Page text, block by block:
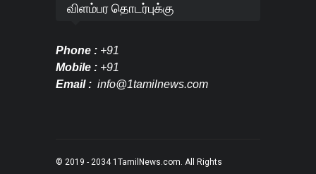
விளம்பர தொடர்புக்கு
Phone : +91
Mobile : +91
Email : info@1tamilnews.com
© 2019 - 2034 1TamilNews.com. All Rights